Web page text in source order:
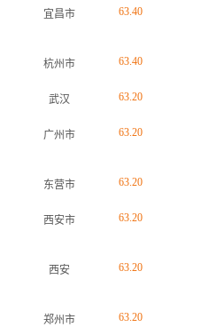
宜昌市 63.40
杭州市 63.40
武汉 63.20
广州市 63.20
东营市 63.20
西安市 63.20
西安 63.20
郑州市 63.20